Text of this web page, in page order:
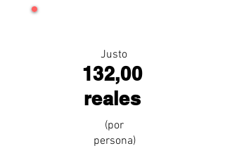
Justo
132,00
reales
(por
persona)